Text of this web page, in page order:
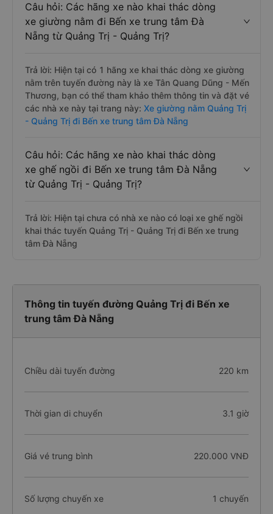
Câu hỏi: Các hãng xe nào khai thác dòng
xe giường nằm đi Bến xe trung tâm Đà
Nẵng từ Quảng Trị - Quảng Trị?
Trả lời: Hiện tại có 1 hãng xe khai thác dòng xe giường
nằm trên tuyến đường này là xe Tân Quang Dũng - Mến
Thương, bạn có thể tham khảo thêm thông tin và đặt vé
các nhà xe này tại trang này: Xe giường nằm Quảng Trị
- Quảng Trị đi Bến xe trung tâm Đà Nẵng
Câu hỏi: Các hãng xe nào khai thác dòng
xe ghế ngồi đi Bến xe trung tâm Đà Nẵng
từ Quảng Trị - Quảng Trị?
Trả lời: Hiện tại chưa có nhà xe nào có loại xe ghế ngồi
khai thác tuyến Quảng Trị - Quảng Trị đi Bến xe trung
tâm Đà Nẵng
Thông tin tuyến đường Quảng Trị đi Bến xe
trung tâm Đà Nẵng
Chiều dài tuyến đường 220 km
Thời gian di chuyển 3.1 giờ
Giá vé trung bình 220.000 VNĐ
Số lượng chuyến xe 1 chuyến